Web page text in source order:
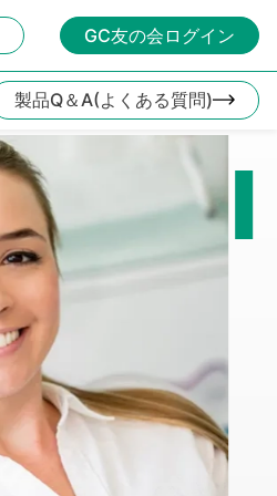
GC友の会ログイン
製品Q＆A(よくある質問)